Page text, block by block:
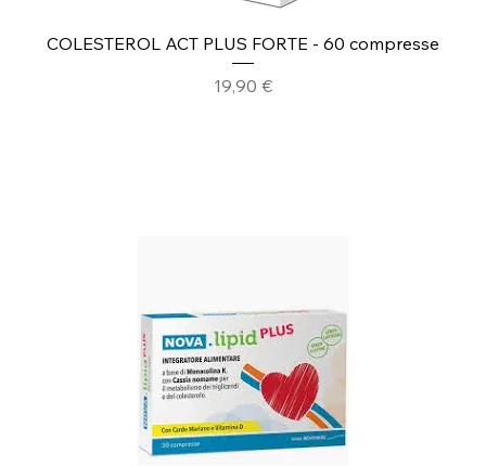
COLESTEROL ACT PLUS FORTE - 60 compresse
Prezzo
19,90 €